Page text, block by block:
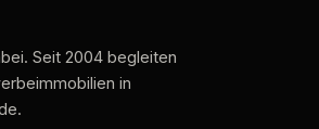
. Seit 2004 begleiten
in